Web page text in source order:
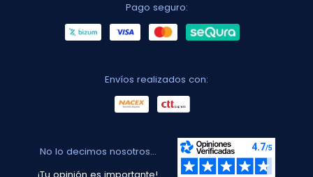
Pago seguro:
Envíos realizados con:
No lo decimos nosotros...